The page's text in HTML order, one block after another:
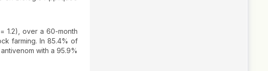
1.2), over a 60-month
farming. In 85.4% of
with a 95.9%